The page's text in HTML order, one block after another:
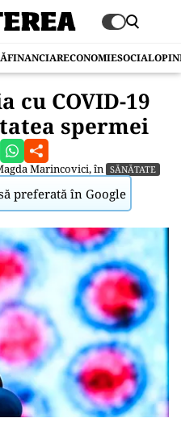
FINANCIARECONOMIESOCIAL
cu COVID-19
spermei
Marincovici, în SĂNĂTATE
preferată în Google